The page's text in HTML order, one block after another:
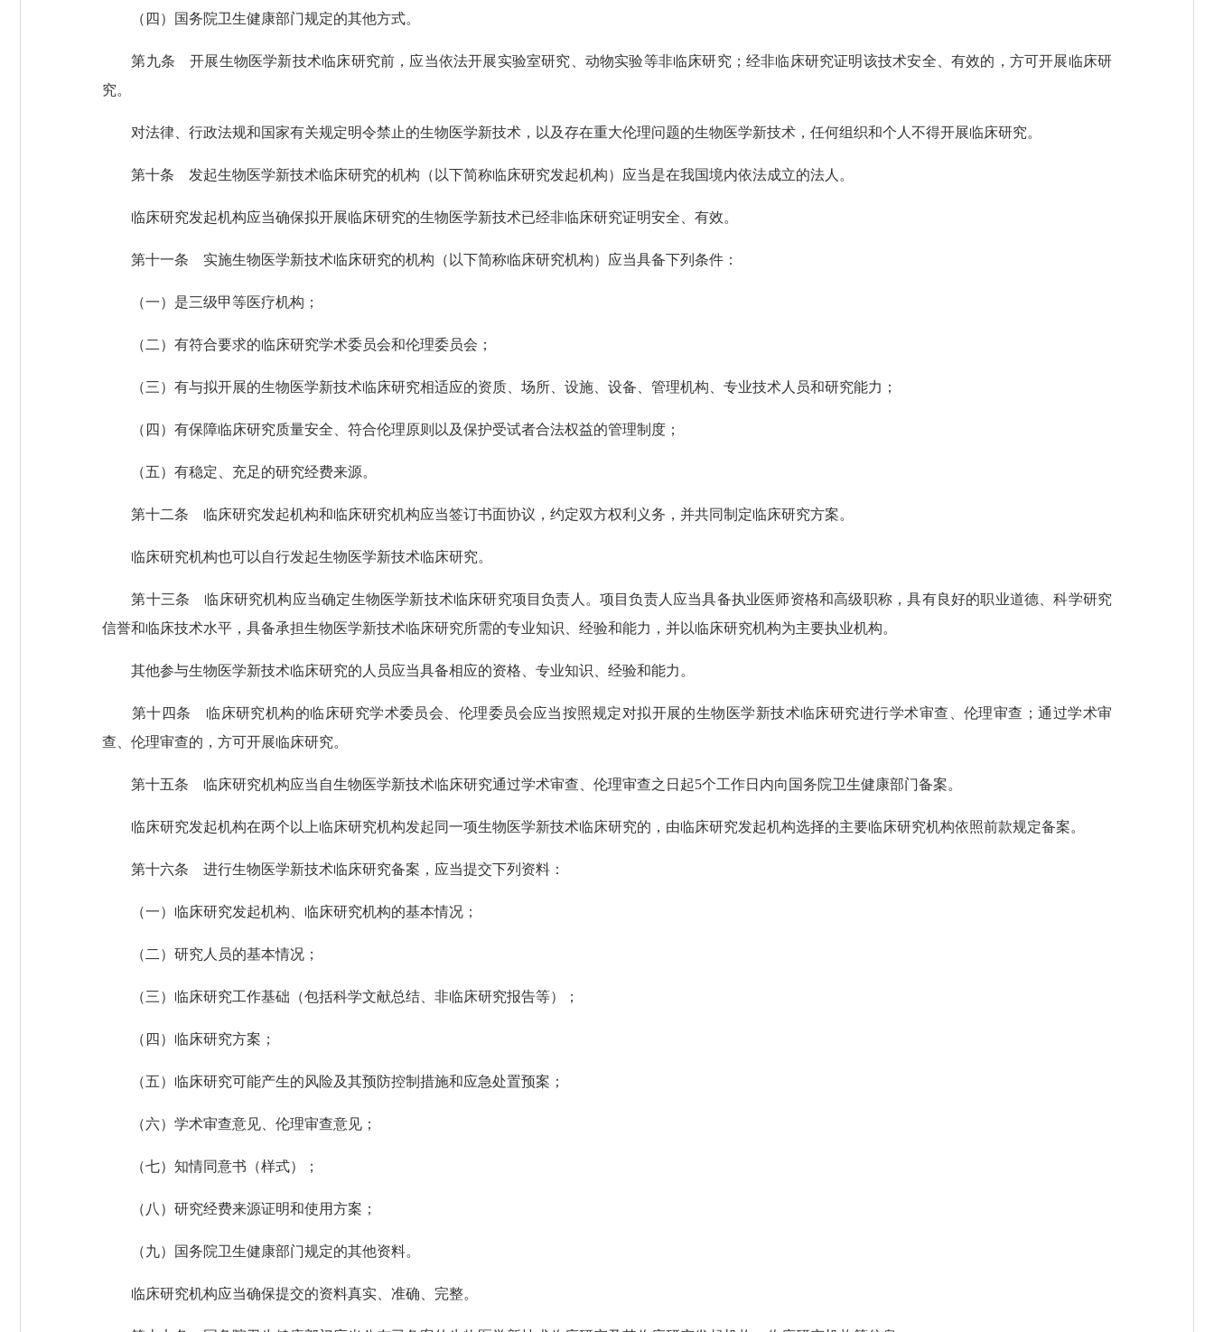
（四）国务院卫生健康部门规定的其他方式。
第九条 开展生物医学新技术临床研究前，应当依法开展实验室研究、动物实验等非临床研究；经非临床研究证明该技术安全、有效的，方可开展临床研
究。
对法律、行政法规和国家有关规定明令禁止的生物医学新技术，以及存在重大伦理问题的生物医学新技术，任何组织和个人不得开展临床研究。
第十条 发起生物医学新技术临床研究的机构（以下简称临床研究发起机构）应当是在我国境内依法成立的法人。
临床研究发起机构应当确保拟开展临床研究的生物医学新技术已经非临床研究证明安全、有效。
第十一条 实施生物医学新技术临床研究的机构（以下简称临床研究机构）应当具备下列条件：
（一）是三级甲等医疗机构；
（二）有符合要求的临床研究学术委员会和伦理委员会；
（三）有与拟开展的生物医学新技术临床研究相适应的资质、场所、设施、设备、管理机构、专业技术人员和研究能力；
（四）有保障临床研究质量安全、符合伦理原则以及保护受试者合法权益的管理制度；
（五）有稳定、充足的研究经费来源。
第十二条 临床研究发起机构和临床研究机构应当签订书面协议，约定双方权利义务，并共同制定临床研究方案。
临床研究机构也可以自行发起生物医学新技术临床研究。
第十三条 临床研究机构应当确定生物医学新技术临床研究项目负责人。项目负责人应当具备执业医师资格和高级职称，具有良好的职业道德、科学研究
信誉和临床技术水平，具备承担生物医学新技术临床研究所需的专业知识、经验和能力，并以临床研究机构为主要执业机构。
其他参与生物医学新技术临床研究的人员应当具备相应的资格、专业知识、经验和能力。
第十四条 临床研究机构的临床研究学术委员会、伦理委员会应当按照规定对拟开展的生物医学新技术临床研究进行学术审查、伦理审查；通过学术审
查、伦理审查的，方可开展临床研究。
第十五条 临床研究机构应当自生物医学新技术临床研究通过学术审查、伦理审查之日起5个工作日内向国务院卫生健康部门备案。
临床研究发起机构在两个以上临床研究机构发起同一项生物医学新技术临床研究的，由临床研究发起机构选择的主要临床研究机构依照前款规定备案。
第十六条 进行生物医学新技术临床研究备案，应当提交下列资料：
（一）临床研究发起机构、临床研究机构的基本情况；
（二）研究人员的基本情况；
（三）临床研究工作基础（包括科学文献总结、非临床研究报告等）；
（四）临床研究方案；
（五）临床研究可能产生的风险及其预防控制措施和应急处置预案；
（六）学术审查意见、伦理审查意见；
（七）知情同意书（样式）；
（八）研究经费来源证明和使用方案；
（九）国务院卫生健康部门规定的其他资料。
临床研究机构应当确保提交的资料真实、准确、完整。